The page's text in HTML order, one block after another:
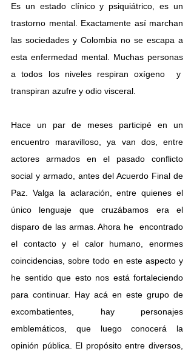
Es un estado clínico y psiquiátrico, es un
trastorno mental. Exactamente así marchan
las sociedades y Colombia no se escapa a
esta enfermedad mental. Muchas personas
a todos los niveles respiran oxígeno  y
transpiran azufre y odio visceral.
Hace un par de meses participé en un
encuentro maravilloso, ya van dos, entre
actores armados en el pasado conflicto
social y armado, antes del Acuerdo Final de
Paz. Valga la aclaración, entre quienes el
único lenguaje que cruzábamos era el
disparo de las armas. Ahora he  encontrado
el contacto y el calor humano, enormes
coincidencias, sobre todo en este aspecto y
he sentido que esto nos está fortaleciendo
para continuar. Hay acá en este grupo de
excombatientes, hay personajes
emblemáticos, que luego conocerá la
opinión pública. El propósito entre diversos,